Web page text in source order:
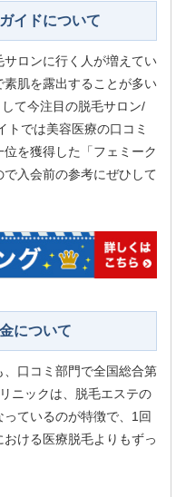
イドについて
ロンに行く人が増えてい
肌を露出することが多い
て今注目の脱毛サロン/
では美容医療の口コミ
を獲得した「フェミーク
入会前の参考にぜひして
について
口コミ部門で全国総合第
ニックは、脱毛エステの
ているのが特徴で、1回
ける医療脱毛よりもずっ